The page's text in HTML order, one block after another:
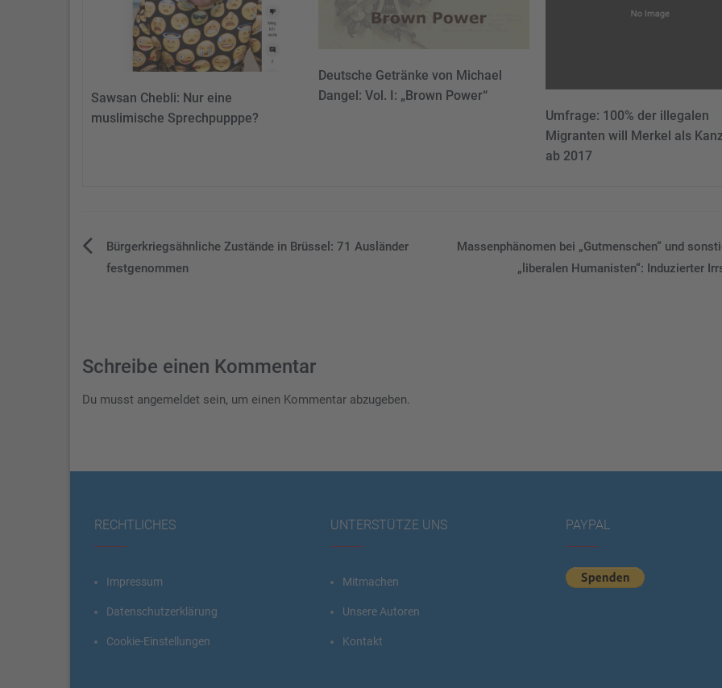
Sawsan Chebli: Nur eine
muslimische Sprechpupppe?
Deutsche Getränke von Michael
Dangel: Vol. I: „Brown Power“
Umfrage: 100% der illegalen
Migranten will Merkel als
ab 2017
Beitragsnavigation
Bürgerkriegsähnliche Zustände in Brüssel: 71 Ausländer
festgenommen
Massenphänomen bei „Gutmenschen“ und
„liberalen Humanisten“: Induzierter
Schreibe einen Kommentar
Du musst angemeldet sein, um einen Kommentar abzugeben.
RECHTLICHES
Impressum
Datenschutzerklärung
Cookie-Einstellungen
UNTERSTÜTZE UNS
Mitmachen
Unsere Autoren
Kontakt
PAYPAL